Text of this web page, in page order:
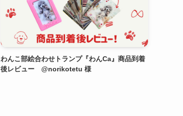
わんこ部絵合わせトランプ『わんCa』商品到着
後レビュー @norikotetu 様